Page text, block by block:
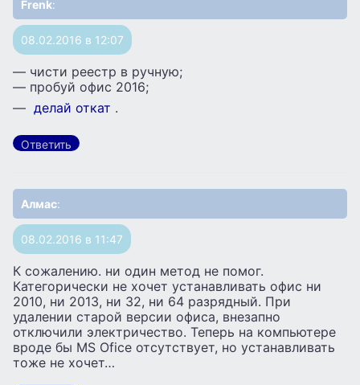
Frenk:
08.02.2016 в 12:07
— чисти реестр в ручную;
— пробуй офис 2016;
— делай откат .
Ответить
Алмас:
08.02.2016 в 11:47
К сожалению. ни один метод не помог.
Категорически не хочет устанавливать офис ни
2010, ни 2013, ни 32, ни 64 разрядный. При
удалении старой версии офиса, внезапно
отключили электричество. Теперь на компьютере
вроде бы MS Ofice отсутствует, но устанавливать
тоже не хочет…